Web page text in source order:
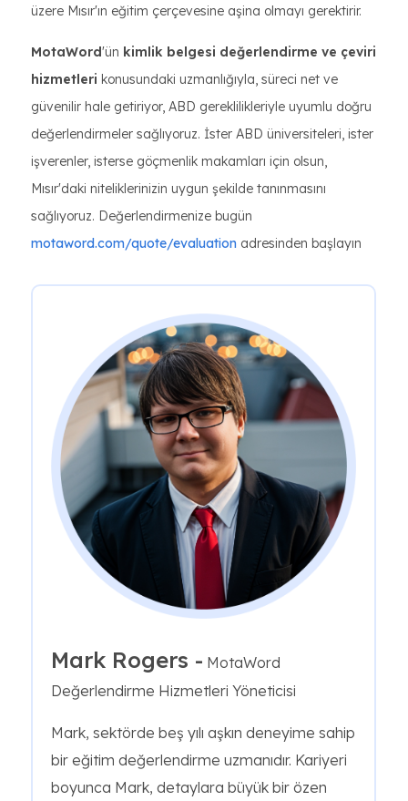
üzere Mısır'ın eğitim çerçevesine aşina olmayı gerektirir.
MotaWord'ün kimlik belgesi değerlendirme ve çeviri
hizmetleri konusundaki uzmanlığıyla, süreci net ve
güvenilir hale getiriyor, ABD gereklilikleriyle uyumlu doğru
değerlendirmeler sağlıyoruz. İster ABD üniversiteleri, ister
işverenler, isterse göçmenlik makamları için olsun,
Mısır'daki niteliklerinizin uygun şekilde tanınmasını
sağlıyoruz. Değerlendirmenize bugün
motaword.com/quote/evaluation adresinden başlayın
Mark Rogers - MotaWord
Değerlendirme Hizmetleri Yöneticisi
Mark, sektörde beş yılı aşkın deneyime sahip
bir eğitim değerlendirme uzmanıdır. Kariyeri
boyunca Mark, detaylara büyük bir özen